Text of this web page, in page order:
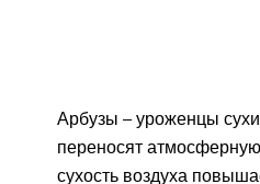
Арбузы – уроженцы
переносят
сухость воздуха